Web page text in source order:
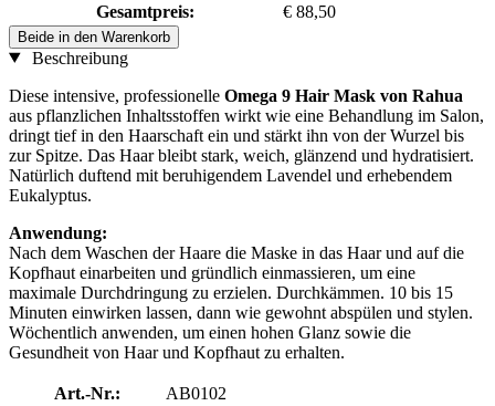
Gesamtpreis:
€ 88,50
Beide in den Warenkorb
Beschreibung
Diese intensive, professionelle Omega 9 Hair Mask von Rahua
aus pflanzlichen Inhaltsstoffen wirkt wie eine Behandlung im Salon,
dringt tief in den Haarschaft ein und stärkt ihn von der Wurzel bis
zur Spitze. Das Haar bleibt stark, weich, glänzend und hydratisiert.
Natürlich duftend mit beruhigendem Lavendel und erhebendem
Eukalyptus.
Anwendung:
Nach dem Waschen der Haare die Maske in das Haar und auf die
Kopfhaut einarbeiten und gründlich einmassieren, um eine
maximale Durchdringung zu erzielen. Durchkämmen. 10 bis 15
Minuten einwirken lassen, dann wie gewohnt abspülen und stylen.
Wöchentlich anwenden, um einen hohen Glanz sowie die
Gesundheit von Haar und Kopfhaut zu erhalten.
Art.-Nr.:
AB0102